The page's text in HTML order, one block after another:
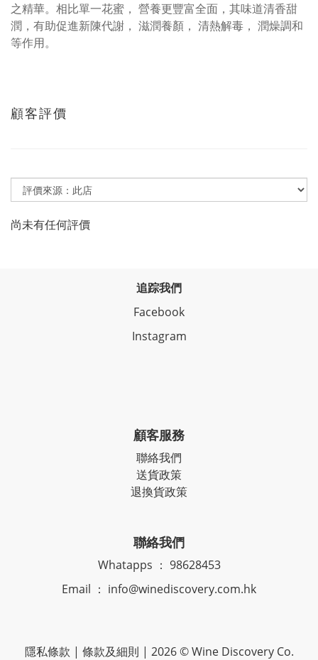
之精華。相比單一花蜜， 營養更豐富全面，其味道清香甜
潤，有助促進新陳代謝， 滋潤養顏， 清熱解毒， 潤燥調和
等作用。
顧客評價
尚未有任何評價
追踪我們
Facebook
Instagram
顧客服務
聯絡我們
送貨政策
退換貨政策
聯絡我們
Whatapps ： 98628453
Email ： info@winediscovery.com.hk
隱私條款 | 條款及細則 | 2026 © Wine Discovery Co.